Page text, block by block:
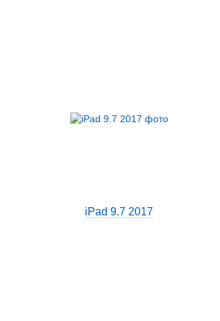
iPad 9.7 2017